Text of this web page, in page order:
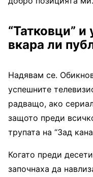
“Татковци”
вкара ли
Надявам се.
успешните
радващо, ако
защото преди
трупата на “Зад
Когато преди
започнаха да